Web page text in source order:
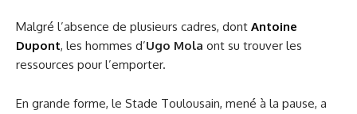
Malgré l’absence de plusieurs cadres, dont Antoine
Dupont, les hommes d’Ugo Mola ont su trouver les
ressources pour l’emporter.
En grande forme, le Stade Toulousain, mené à la pause, a